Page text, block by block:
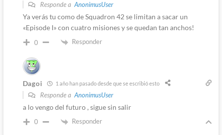
Responde aAnonimusUser
Ya verás tu como de Squadron 42 se limitan a sacar un
«Episode I» con cuatro misiones y se quedan tan anchos!
0 Responder
Dagoi 1 año han pasado desde que se escribió esto
Responde a AnonimusUser
a lo vengo del futuro , sigue sin salir
0 Responder